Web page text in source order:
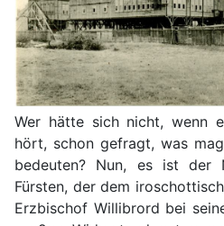
Wer hätte sich nicht, wenn
hört, schon gefragt, was
bedeuten? Nun, es ist der
Fürsten, der dem
Erzbischof Willibrord bei